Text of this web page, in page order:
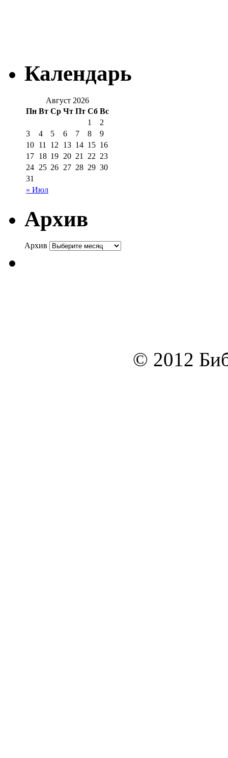
Календарь
Август 2026
Пн Вт Ср Чт Пт Сб Вс
« Июл
1
2
3
4 5 6 7 8
9
10 11 12 13 14 15 16
17 18 19 20 21 22 23
24 25 26 27 28 29 30
31
Архив
Архив
© 2012